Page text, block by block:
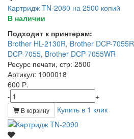
Картридж TN-2080 на 2500 копий
В наличии
Подходит к принтерам:
Brother HL-2130R, Brother DCP-7055R
DCP-7055, Brother DCP-7055WR
Ресурс печати, стр: 2500
Артикул: 1000018
600 Р.
-
+
В корзину Купить в 1 клик